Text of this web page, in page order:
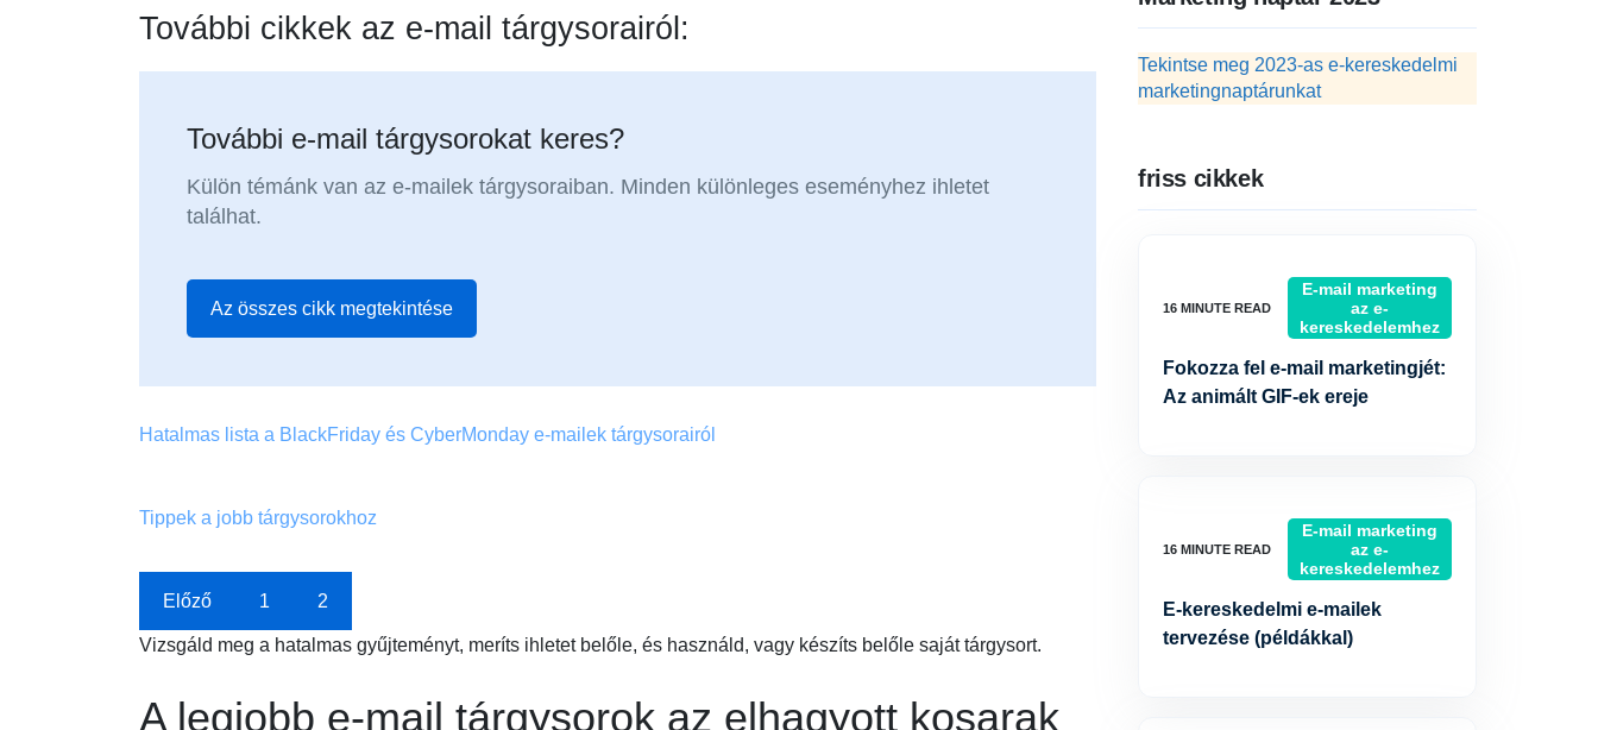
További cikkek az e-mail tárgysorairól:
További e-mail tárgysorokat keres?
Külön témánk van az e-mailek tárgysoraiban. Minden különleges eseményhez ihletet
találhat.
Az összes cikk megtekintése
Hatalmas lista a BlackFriday és CyberMonday e-mailek tárgysorairól
Tippek a jobb tárgysorokhoz
Előző 1 2
Vizsgáld meg a hatalmas gyűjteményt, meríts ihletet belőle, és használd, vagy készíts belőle saját tárgysort.
A legjobb e-mail tárgysorok az elhagyott kosarak
Tekintse meg 2023-as e-kereskedelmi
marketingnaptárunkat
friss cikkek
E-mail marketing
az e-
kereskedelemhez
Fokozza fel e-mail marketingjét:
Az animált GIF-ek ereje
E-mail marketing
az e-
kereskedelemhez
E-kereskedelmi e-mailek
tervezése (példákkal)